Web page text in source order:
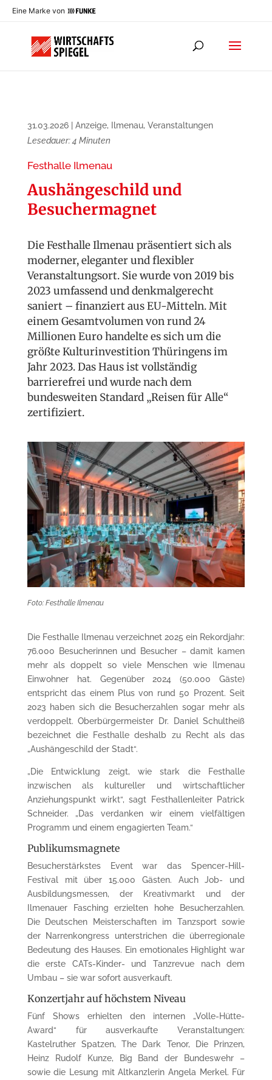
Eine Marke von
31.03.2026| Anzeige, Ilmenau, Veranstaltungen
Lesedauer: 4 Minuten
Festhalle Ilmenau
Aushängeschild und
Besuchermagnet
Die Festhalle Ilmenau präsentiert sich als
moderner, eleganter und flexibler
Veranstaltungsort. Sie wurde von 2019 bis
2023 umfassend und denkmalgerecht
saniert – finanziert aus EU-Mitteln. Mit
einem Gesamtvolumen von rund 24
Millionen Euro handelte es sich um die
größte Kulturinvestition Thüringens im
Jahr 2023. Das Haus ist vollständig
barrierefrei und wurde nach dem
bundesweiten Standard „Reisen für Alle“
zertifiziert.
Foto: Festhalle Ilmenau
Die Festhalle Ilmenau verzeichnet 2025 ein Rekordjahr:
76.000 Besucherinnen und Besucher – damit kamen
mehr als doppelt so viele Menschen wie Ilmenau
Einwohner hat. Gegenüber 2024 (50.000 Gäste)
entspricht das einem Plus von rund 50 Prozent. Seit
2023 haben sich die Besucherzahlen sogar mehr als
verdoppelt. Oberbürgermeister Dr. Daniel Schultheiß
bezeichnet die Festhalle deshalb zu Recht als das
„Aushängeschild der Stadt“.
„Die Entwicklung zeigt, wie stark die Festhalle
inzwischen als kultureller und wirtschaftlicher
Anziehungspunkt wirkt“, sagt Festhallenleiter Patrick
Schneider. „Das verdanken wir einem vielfältigen
Programm und einem engagierten Team.“
Publikumsmagnete
Besucherstärkstes Event war das Spencer-Hill-
Festival mit über 15.000 Gästen. Auch Job- und
Ausbildungsmessen, der Kreativmarkt und der
Ilmenauer Fasching erzielten hohe Besucherzahlen.
Die Deutschen Meisterschaften im Tanzsport sowie
der Narrenkongress unterstrichen die überregionale
Bedeutung des Hauses. Ein emotionales Highlight war
die erste CATs-Kinder- und Tanzrevue nach dem
Umbau – sie war sofort ausverkauft.
Konzertjahr auf höchstem Niveau
Fünf Shows erhielten den internen „Volle-Hütte-
Award“ für ausverkaufte Veranstaltungen:
Kastelruther Spatzen, The Dark Tenor, Die Prinzen,
Heinz Rudolf Kunze, Big Band der Bundeswehr –
sowie die Lesung mit Altkanzlerin Angela Merkel. Für